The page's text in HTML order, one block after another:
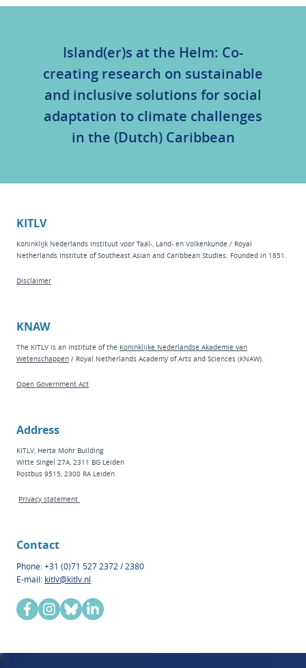
Island(er)s at the Helm: Co-
creating research on sustainable
and inclusive solutions for social
adaptation to climate challenges
in the (Dutch) Caribbean
KITLV
Koninklijk Nederlands Instituut voor Taal-, Land- en Volkenkunde / Royal
Netherlands Institute of Southeast Asian and Caribbean Studies. Founded in 1851.
Disclaimer
KNAW
The KITLV is an institute of the Koninklijke Nederlandse Akademie van
Wetenschappen / Royal Netherlands Academy of Arts and Sciences (KNAW).
Open Government Act
Address
KITLV, Herta Mohr Building
Witte Singel 27A, 2311 BG Leiden
Postbus 9515, 2300 RA Leiden
Privacy statement
Contact
Phone: +31 (0)71 527 2372 / 2380
E-mail: kitlv@kitlv.nl